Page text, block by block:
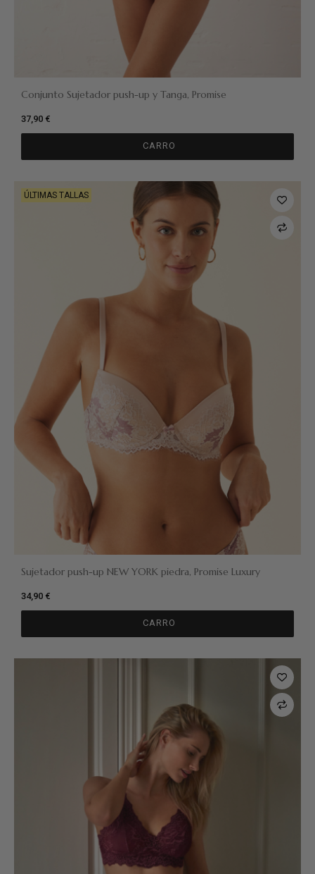
Conjunto Sujetador push-up y Tanga, Promise
37,90 €
CARRO
ÚLTIMAS TALLAS
Sujetador push-up NEW YORK piedra, Promise Luxury
34,90 €
CARRO